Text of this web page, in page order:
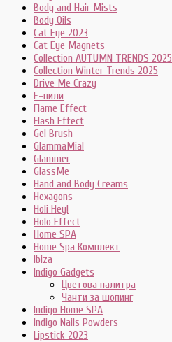
Body and Hair Mists
Body Oils
Cat Eye 2023
Cat Eye Magnets
Collection AUTUMN TRENDS 2025
Collection Winter Trends 2025
Drive Me Crazy
E-пили
Flame Effect
Flash Effect
Gel Brush
GlammaMia!
Glammer
GlassMe
Hand and Body Creams
Hexagons
Holi Hey!
Holo Effect
Home SPA
Home Spa Комплект
Ibiza
Indigo Gadgets
Цветова палитра
Чанти за шопинг
Indigo Home SPA
Indigo Nails Powders
Lipstick 2023